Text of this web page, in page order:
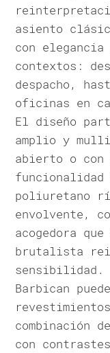
asiento
con
contextos:
despacho,
oficinas en
El diseño
amplio y
abierto o con
funcionalidad
poliuretano
envolvente,
acogedora
brutalista
sensibilidad.
Barbican
combinación
con